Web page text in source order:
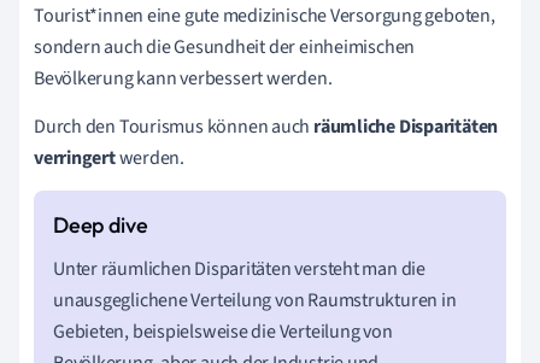
Tourist*innen eine gute medizinische Versorgung geboten,
sondern auch die Gesundheit der einheimischen
Bevölkerungkann verbessert werden.
Durch denTourismuskönnen auch räumlicheDisparitäten
verringertwerden.
Unter räumlichen Disparitäten versteht man die
unausgeglichene Verteilung von Raumstrukturen in
Gebieten, beispielsweise die Verteilung von